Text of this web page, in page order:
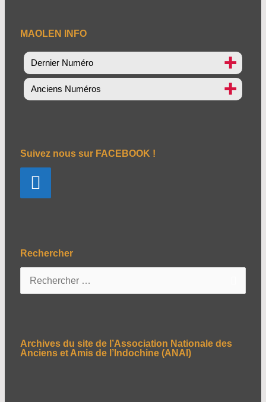
MAOLEN INFO
Dernier Numéro
Anciens Numéros
Suivez nous sur FACEBOOK !
Rechercher
rArchives du site de l’Association Nationale des
Anciens et Amis de l’Indochine (ANAI)